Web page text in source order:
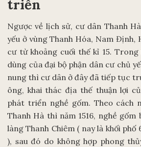
triển
Ngược về lịch sử, cư dân Thanh
yếu ở vùng Thanh Hóa, Nam Định,
cư từ khoảng cuối thế kỉ 15. Trong
dùng của đại bộ phận dân cư chủ
nung thì cư dân ở đây đã tiếp tục
ông, khai thác địa thế thuận lợi
phát triển nghề gốm. Theo cách
Thanh Hà thì năm 1516, nghề gốm
làng Thanh Chiêm ( nay là khối phố
), sau đó do không hợp phong